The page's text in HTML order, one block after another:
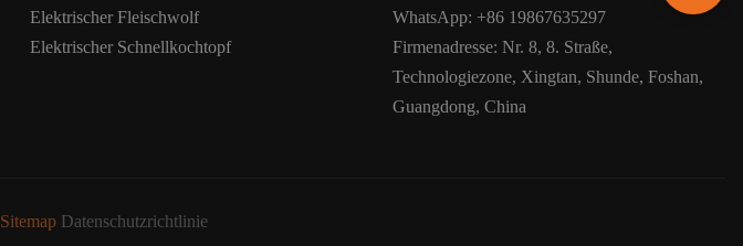
Elektrischer Fleischwolf
Elektrischer Schnellkochtopf
WhatsApp: +86 19867635297
Firmenadresse: Nr. 8, 8. Straße,
Technologiezone, Xingtan, Shunde, Foshan,
Guangdong, China
Sitemap Datenschutzrichtlinie